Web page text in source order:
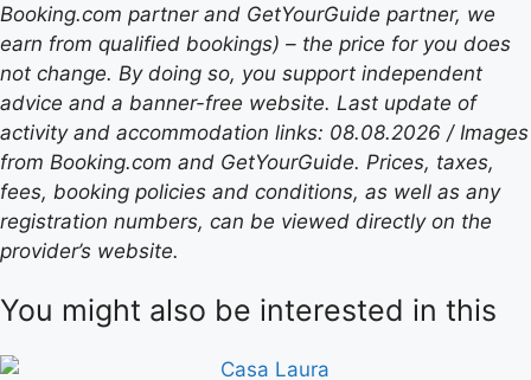
Booking.com partner and GetYourGuide partner, we
earn from qualified bookings) – the price for you does
not change. By doing so, you support independent
advice and a banner-free website. Last update of
activity and accommodation links: 08.08.2026 / Images
from Booking.com and GetYourGuide. Prices, taxes,
fees, booking policies and conditions, as well as any
registration numbers, can be viewed directly on the
provider’s website.
You might also be interested in this